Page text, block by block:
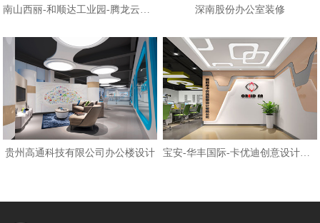
南山西丽-和顺达工业园-腾龙云海办 深南股份办公室装修
贵州高通科技有限公司办公楼设计